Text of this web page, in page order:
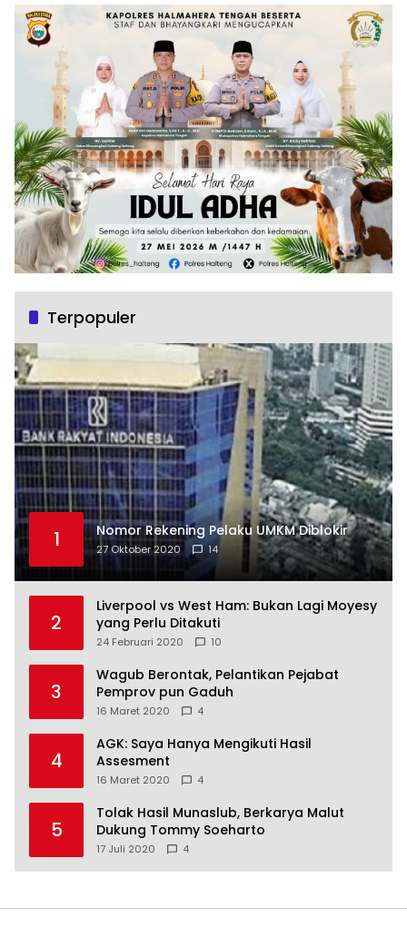
Terpopuler
1 Nomor Rekening Pelaku UMKM Diblokir
27 Oktober 2020 14
2
Liverpool vs West Ham: Bukan Lagi Moyesy
yang Perlu Ditakuti
24 Februari 2020 10
3
Wagub Berontak, Pelantikan Pejabat
Pemprov pun Gaduh
16 Maret 2020 4
4
AGK: Saya Hanya Mengikuti Hasil
Assesment
16 Maret 2020 4
5
Tolak Hasil Munaslub, Berkarya Malut
Dukung Tommy Soeharto
17 Juli 2020 4